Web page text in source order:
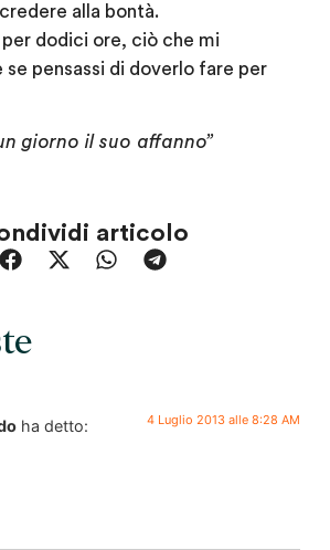
alla bontà.
per dodici ore, ciò che mi
pensassi di doverlo fare per
giorno il suo affanno”
articolo
ha detto: 4 Luglio 2013 alle 8:28 AM